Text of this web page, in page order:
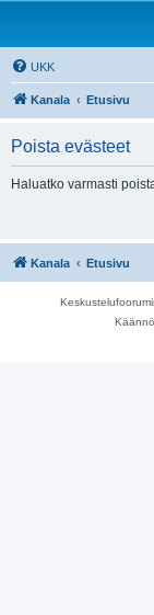
UKK
Kanala Etusivu
Poista evästeet
Haluatko varmasti
Kanala Etusivu